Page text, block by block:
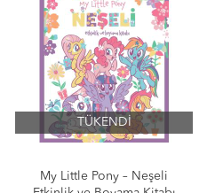
TÜKENDİ
My Little Pony – Neşeli